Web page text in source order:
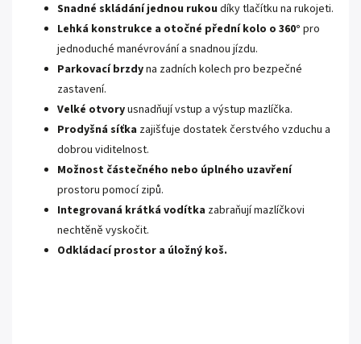
Snadné skládání jednou rukou díky tlačítku na rukojeti.
Lehká konstrukce a otočné přední kolo o 360° pro
jednoduché manévrování a snadnou jízdu.
Parkovací brzdyna zadních kolech pro bezpečné
zastavení.
Velké otvoryusnadňují vstup a výstup mazlíčka.
Prodyšná síťka zajišťuje dostatek čerstvého vzduchu a
dobrou viditelnost.
Možnost částečného nebo úplného uzavření
prostoru pomocí zipů.
Integrovaná krátká vodítka zabraňují mazlíčkovi
nechtěně vyskočit.
Odkládací prostor a úložný koš.